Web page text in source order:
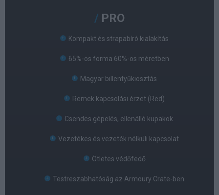
PRO
Kompakt és strapabíró kialakítás
65%-os forma 60%-os méretben
Magyar billentyűkiosztás
Remek kapcsolási érzet (Red)
Csendes gépelés, ellenálló kupakok
Vezetékes és vezeték nélküli kapcsolat
Ötletes védőfedő
Testreszabhatóság az Armoury Crate-ben